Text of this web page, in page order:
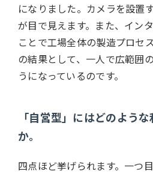
になりました。カメラを設置
が目で見えます。また、イン
ことで工場全体の製造プロセ
の結果として、一人で広範囲
うになっているのです。
「自営型」にはどのよう
か。
四点ほど挙げられます。一つ